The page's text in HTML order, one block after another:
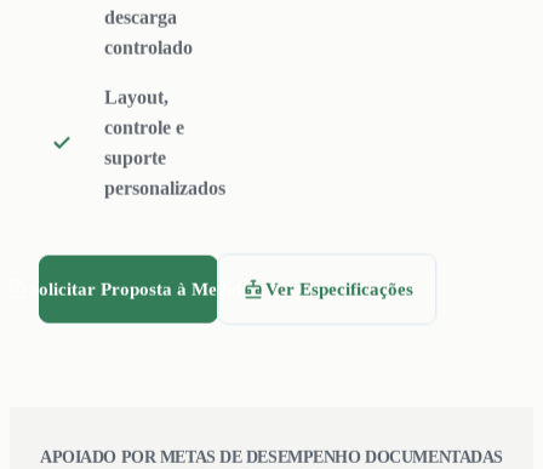
descarga
controlado
Layout,
controle e
suporte
personalizados
Solicitar Proposta à Medida Ver Especificações
APOIADO POR METAS DE DESEMPENHO DOCUMENTADAS